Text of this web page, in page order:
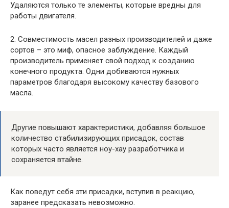
Удаляются только те элементы, которые вредны для
работы двигателя.
2. Совместимость масел разных производителей и даже
сортов – это миф, опасное заблуждение. Каждый
производитель применяет свой подход к созданию
конечного продукта. Одни добиваются нужных
параметров благодаря высокому качеству базового
масла.
Другие повышают характеристики, добавляя большое
количество стабилизирующих присадок, состав
которых часто является ноу-хау разработчика и
сохраняется втайне.
Как поведут себя эти присадки, вступив в реакцию,
заранее предсказать невозможно.